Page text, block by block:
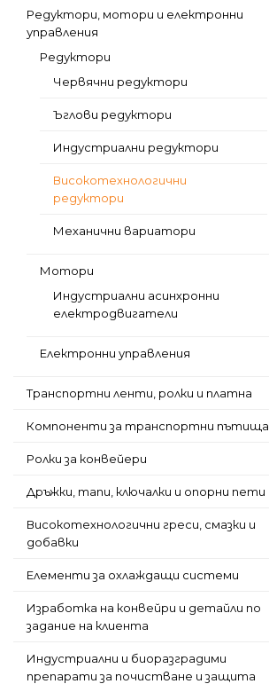
Редуктори, мотори и електронни
управления
Редуктори
Червячни редуктори
Ъглови редуктори
Индустриални редуктори
Високотехнологични
редуктори
Механични вариатори
Мотори
Индустриални асинхронни
електродвигатели
Електронни управления
Транспортни ленти, ролки и платна
Компоненти за транспортни пътища
Ролки за конвейери
Дръжки, тапи, ключалки и опорни пети
Високотехнологични греси, смазки и
добавки
Елементи за охлаждащи системи
Изработка на конвейри и детайли по
задание на клиента
Индустриални и биоразградими
препарати за почистване и защита